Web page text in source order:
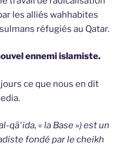
les alliés wahhabites
réfugiés au Qatar.
ennemi islamiste.
ce que nous en dit
qāʿida, « la Base ») est un
fondé par le cheikh